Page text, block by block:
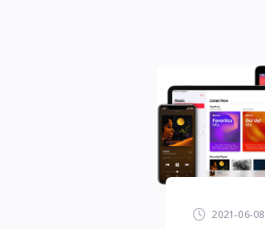
2021-06-08